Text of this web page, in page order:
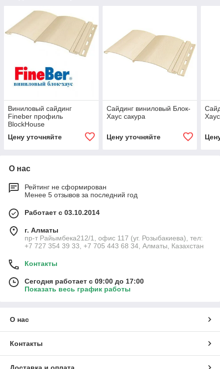
Виниловый сайдинг
Fineber профиль
BlockHouse
Цену уточняйте
Сайдинг виниловый Блок-
Хаус сакура
Цену уточняйте
О нас
Рейтинг не сформирован
Менее 5 отзывов за последний год
Работает с 03.10.2014
г. Алматы
пр-т Райымбека212/1, офис 117 (уг. Розыбакиева), тел:
+7 727 354 39 33, +7 705 443 68 34, Алматы, Казахстан
Контакты
Сегодня работает с 09:00 до 17:00
Показать весь график работы
О нас
Контакты